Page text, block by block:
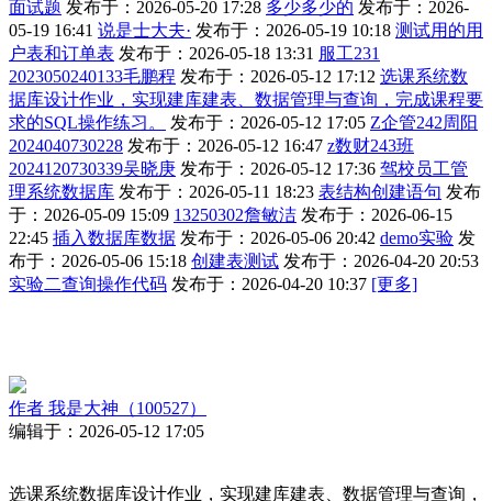
面试题 发布于：2026-05-20 17:28 多少多少的 发布于：2026-
05-19 16:41 说是士大夫· 发布于：2026-05-19 10:18 测试用的用
户表和订单表 发布于：2026-05-18 13:31 服工231
2023050240133毛鹏程 发布于：2026-05-12 17:12 选课系统数
据库设计作业，实现建库建表、数据管理与查询，完成课程要
求的SQL操作练习。
发布于：2026-05-12 17:05 Z企管242周阳
2024040730228 发布于：2026-05-12 16:47 z数财243班
2024120730339吴晓庚 发布于：2026-05-12 17:36 驾校员工管
理系统数据库 发布于：2026-05-11 18:23 表结构创建语句 发布
于：2026-05-09 15:09 13250302詹敏洁 发布于：2026-06-15
22:45 插入数据库数据 发布于：2026-05-06 20:42 demo实验 发
布于：2026-05-06 15:18 创建表测试 发布于：2026-04-20 20:53
实验二查询操作代码 发布于：2026-04-20 10:37 [更多]
作者 我是大神（100527）
编辑于：2026-05-12 17:05
选课系统数据库设计作业，实现建库建表、数据管理与查询，